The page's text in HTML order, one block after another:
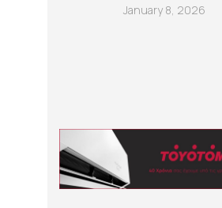
January 8, 2026